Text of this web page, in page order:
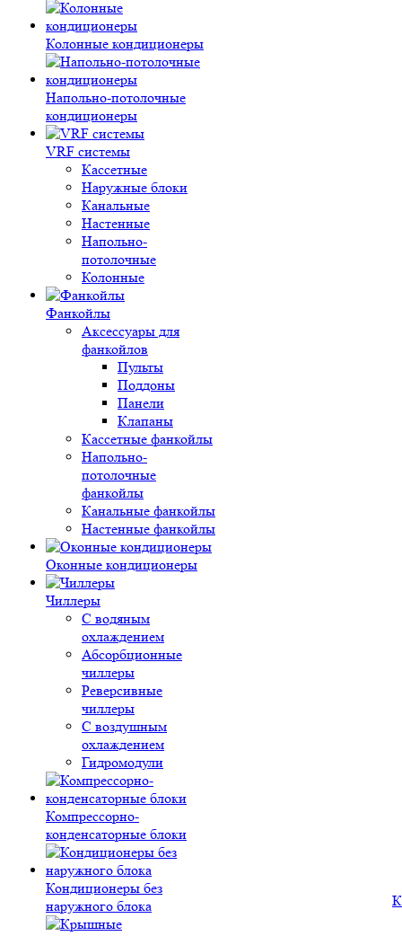
Колонные кондиционеры
Напольно-потолочные
кондиционеры
VRF системы
Кассетные
Наружные блоки
Канальные
Настенные
Напольно-
потолочные
Колонные
Фанкойлы
Аксессуары для
фанкойлов
Пульты
Поддоны
Панели
Клапаны
Кассетные фанкойлы
Напольно-
потолочные
фанкойлы
Канальные фанкойлы
Настенные фанкойлы
Оконные кондиционеры
Чиллеры
С водяным
охлаждением
Абсорбционные
чиллеры
Реверсивные
чиллеры
С воздушным
охлаждением
Гидромодули
Компрессорно-
конденсаторные блоки
Кондиционеры без
наружного блока